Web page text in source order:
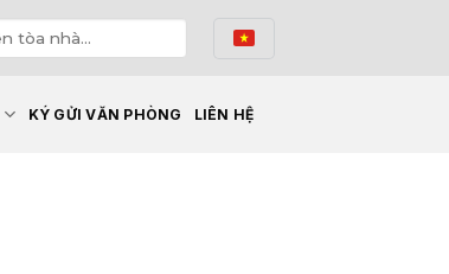
KÝ GỬI VĂN PHÒNG LIÊN HỆ